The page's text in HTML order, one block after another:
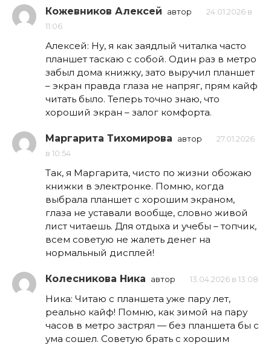
Кожевников Алексей автор
24.01.2026 в
11:06
Алексей: Ну, я как заядлый читалка часто
планшет таскаю с собой. Один раз в метро
забыл дома книжку, зато выручил планшет
– экран правда глаза не напряг, прям кайф
читать было. Теперь точно знаю, что
хороший экран – залог комфорта.
Маргарита Тихомирова автор
27.01.2026
в 10:54
Так, я Маргарита, чисто по жизни обожаю
книжки в электронке. Помню, когда
выбрала планшет с хорошим экраном,
глаза не уставали вообще, словно живой
лист читаешь. Для отдыха и учебы – топчик,
всем советую не жалеть денег на
нормальный дисплей!
Колесникова Ника автор 13.04.2026 в 13:08
Ника: Читаю с планшета уже пару лет,
реально кайф! Помню, как зимой на пару
часов в метро застрял — без планшета бы с
ума сошел. Советую брать с хорошим